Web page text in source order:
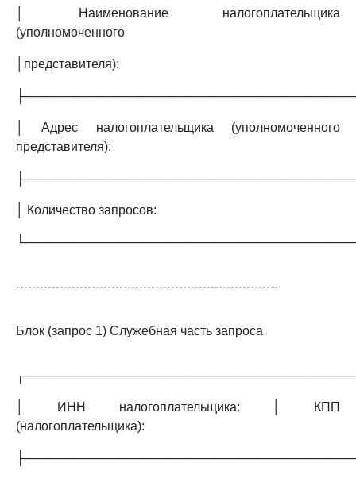
│ Наименование налогоплательщика
(уполномоченного
│представителя):
│ Адрес налогоплательщика (уполномоченного
представителя):
│ Количество запросов:
------------------------------------------------------------------
Блок (запрос 1) Служебная часть запроса
│ ИНН налогоплательщика: │ КПП
(налогоплательщика):